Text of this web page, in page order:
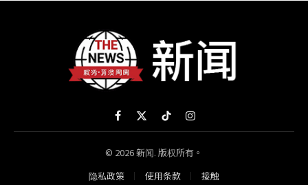
Facebook
X
(Twitter)
TikTokInstagram
© 2026 新闻. 版权所有。
隐私政策
使用条款 接触